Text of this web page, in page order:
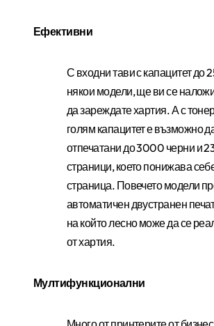
Ефективни
С входни тави с капацитет до
някои модели, ще ви се
да зареждате хартия. А с
голям капацитет е възможно
отпечатани до3000 черни и
страници, което понижава
страница. Повечето модели
автоматичен двустранен
на който лесно може да се
от хартия.
Мултифункционални